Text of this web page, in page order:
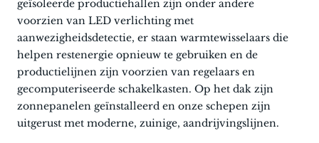
geïsoleerde productiehallen zijn onder andere
voorzien van LED verlichting met
aanwezigheidsdetectie, er staan warmtewisselaars die
helpen restenergie opnieuw te gebruiken en de
productielijnen zijn voorzien van regelaars en
gecomputeriseerde schakelkasten. Op het dak zijn
zonnepanelen geïnstalleerd en onze schepen zijn
uitgerust met moderne, zuinige, aandrijvingslijnen.